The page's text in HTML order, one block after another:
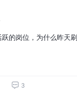
的岗位，为什么昨天
3